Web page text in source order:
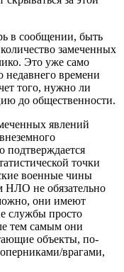
в сообщении, быть
замеченных
Это уже само
недавнего времени
того, нужно ли
до общественности.
явлений
подтверждается
точки
военные чины
НЛО не обязательно
они имеют
службы просто
тем самым они
объекты, по-
врагами,